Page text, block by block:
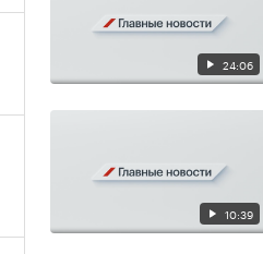
24:06
10:39